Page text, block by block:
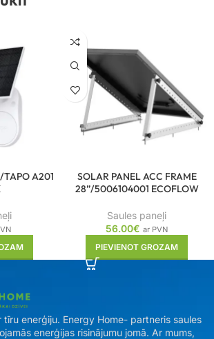
TAPO A201
SOLAR PANEL ACC FRAME
28”/5006104001 ECOFLOW
Saules paneļi
56.00€ ar PVN
PIEVIENOT GROZAM
enerģiju. Energy Home- partneris saules
enerģijas risinājumu jomā. Ar mums,